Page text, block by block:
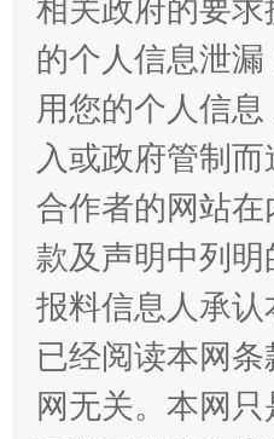
国家大学科技园优化
扯下公款旅游的“隐
相关政府的要
的个人信息泄漏
用您的个人信
入或政府管制
合作者的网站在
款及声明中列
报料信息人承
已经阅读本网
网无关。本网